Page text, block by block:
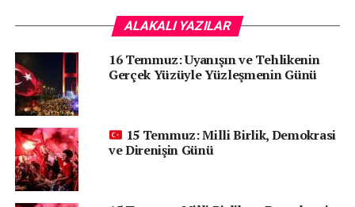
etmeye devam edeceğiz. Bunun en canlı örneğini 2016
Hepimizin zihinlerinde derin izler bırakan, tarihimizde
gördüğümüz birçok saldırı ve darbe girişimlerinden çok
daha alçak ve sinsi bir ihanetin açığa vurulduğu bir gün
oldu 15 Temmuz. Milletimizin feraseti ve kararlılığı ile
bertaraf ettiği, özgürce yaşam hakkımızı elimizden
almayı hedefleyen darbe girişiminin 2’nci yıl dönümü.
Bugün gelinen noktada hem bu ihanetin büyüklüğünü
hem de milletimizin yazdığı destanın hikâyesini herkes
ALAKALI YAZILAR
16 Temmuz: Uyanışın ve Tehlikenin
Gerçek Yüzüyle Yüzleşmenin Günü
15 Temmuz: Milli Birlik, Demokrasi
ve Direnişin Günü